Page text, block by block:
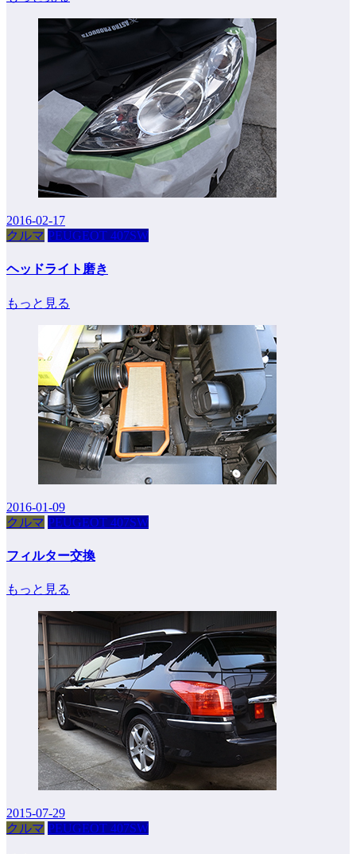
2016-02-17
クルマ PEUGEOT 407SW
ヘッドライト磨き
もっと見る
2016-01-09
クルマ PEUGEOT 407SW
フィルター交換
もっと見る
2015-07-29
クルマ PEUGEOT 407SW